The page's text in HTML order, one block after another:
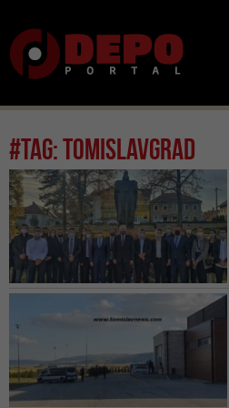
#tag: tomislavgrad